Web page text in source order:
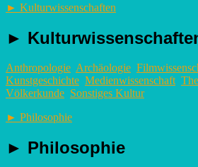
► Kulturwissenschaften
►
Anthropologie Archäologie
Kunstgeschichte Medienwissenschaft
Völkerkunde Sonstiges Kultur
► Philosophie
► Philosophie